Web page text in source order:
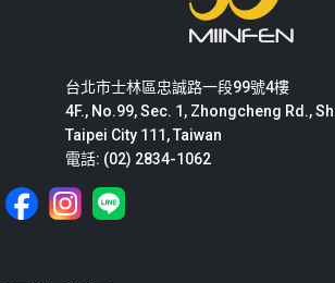
台北市士林區忠誠路一段99號4樓
4F., No.99, Sec. 1, Zhongcheng Rd.,
Taipei City 111, Taiwan
電話: (02) 2834-1062